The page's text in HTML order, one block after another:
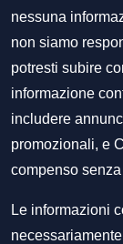
nessuna
non siamo
potresti subire
informazione
includere
promozionali, e
compenso
Le informazioni